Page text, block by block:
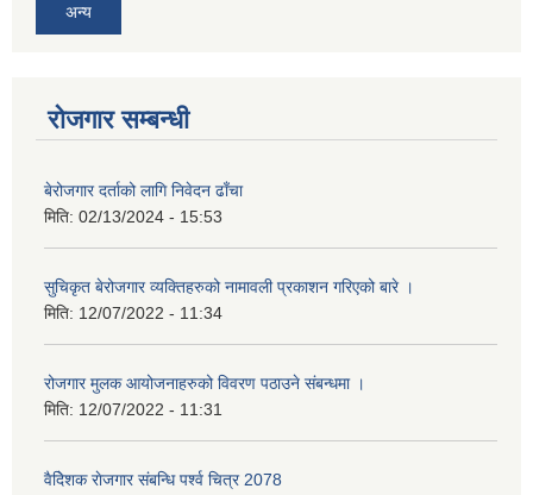
अन्य
रोजगार सम्बन्धी
बेरोजगार दर्ताको लागि निवेदन ढाँचा
मिति: 02/13/2024 - 15:53
सुचिकृत बेरोजगार व्यक्तिहरुको नामावली प्रकाशन गरिएको बारे ।
मिति: 12/07/2022 - 11:34
रोजगार मुलक आयोजनाहरुको विवरण पठाउने संबन्धमा ।
मिति: 12/07/2022 - 11:31
वैदेिशक राेजगार संबन्धि पर्श्व चित्र 2078